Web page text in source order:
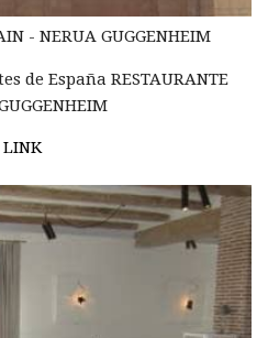
- NERUA GUGGENHEIM
de España RESTAURANTE
LINK